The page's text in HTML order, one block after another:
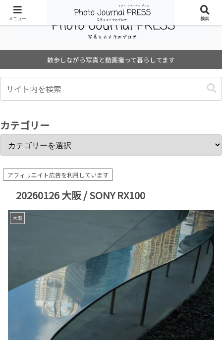
散歩しながら写真と動画撮って暮らしてます
カテゴリー
アフィリエイト広告を利用しています
20260126 大阪 / SONY RX100
大阪
メニュー 検索